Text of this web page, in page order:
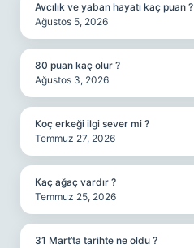
Avcılık ve yaban hayatı kaç puan ?
Ağustos 5, 2026
80 puan kaç olur ?
Ağustos 3, 2026
Koç erkeği ilgi sever mi ?
Temmuz 27, 2026
Kaç ağaç vardır ?
Temmuz 25, 2026
31 Mart’ta tarihte ne oldu ?